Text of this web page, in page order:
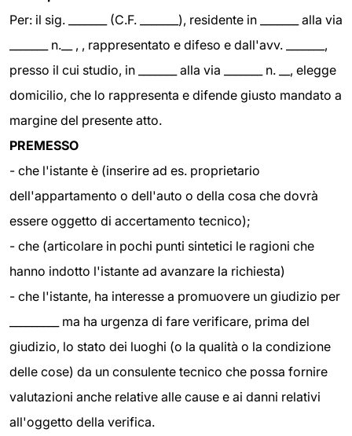
Per: il sig. _______ (C.F. _______), residente in _______ alla via
_______ n.__ , , rappresentato e difeso e dall'avv. _______,
presso il cui studio, in _______ alla via _______ n. __, elegge
domicilio, che lo rappresenta e difende giusto mandato a
margine del presente atto.
PREMESSO
- che l'istante è (inserire ad es. proprietario
dell'appartamento o dell'auto o della cosa che dovrà
essere oggetto di accertamento tecnico);
- che (articolare in pochi punti sintetici le ragioni che
hanno indotto l'istante ad avanzare la richiesta)
- che l'istante, ha interesse a promuovere un giudizio per
_________ ma ha urgenza di fare verificare, prima del
giudizio, lo stato dei luoghi (o la qualità o la condizione
delle cose) da un consulente tecnico che possa fornire
valutazioni anche relative alle cause e ai danni relativi
all'oggetto della verifica.